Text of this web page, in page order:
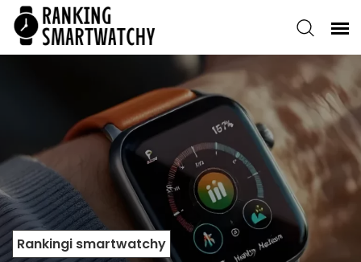
Rankingi smartwatchy